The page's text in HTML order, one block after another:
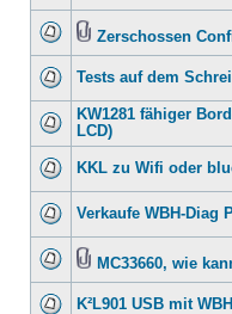
Zerschossen
Tests auf dem
KW1281 fähiger
LCD)
KKL zu Wifi oder
Verkaufe WBH-Diag
MC33660, wie
K²L901 USB mit